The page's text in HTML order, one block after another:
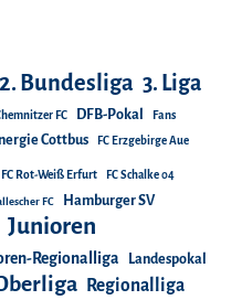
2. Bundesliga 3. Liga
FC DFB-Pokal Fans
Cottbus FC Erzgebirge Aue
FC Rot-Weiß Erfurt FC Schalke 04
FC Hamburger SV
Junioren
Regionalliga
Landespokal
Regionalliga